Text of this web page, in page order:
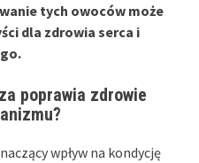
tych owoców może
dla zdrowia serca i
poprawia zdrowie
wpływ na kondycję